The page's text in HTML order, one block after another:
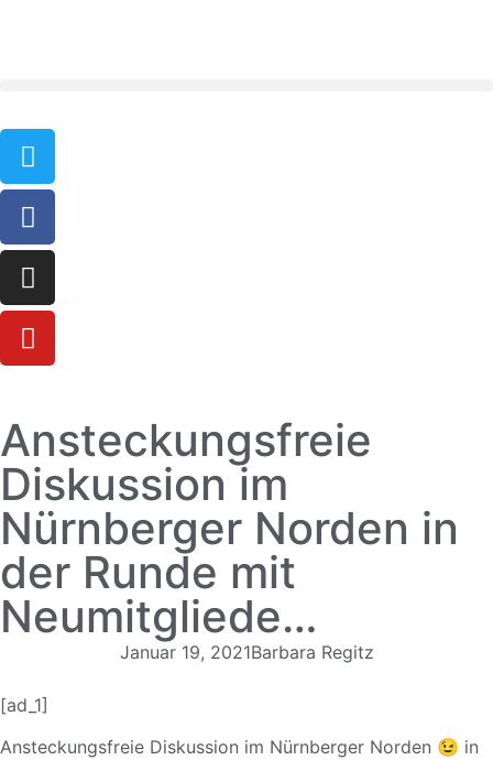
Ansteckungsfreie
Diskussion im
Nürnberger Norden in
der Runde mit
Neumitgliede…
Januar 19, 2021Barbara Regitz
[ad_1]
Ansteckungsfreie Diskussion im Nürnberger Norden 😉 in